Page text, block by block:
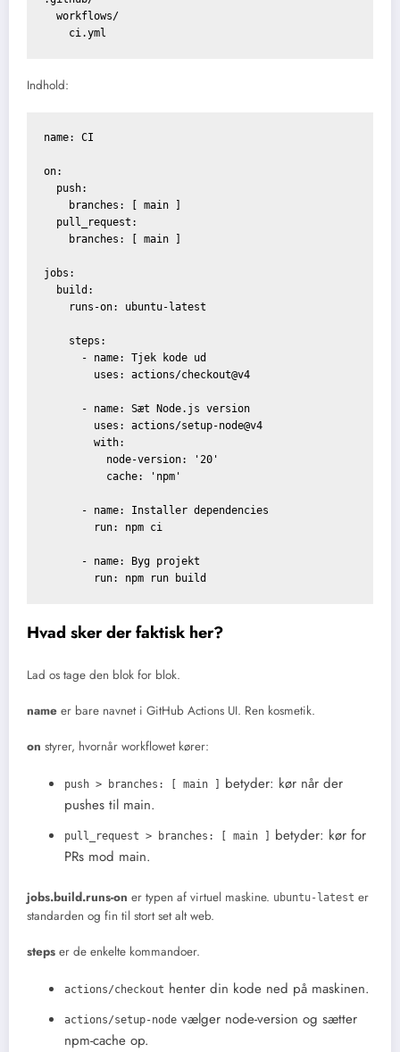
  workflows/
Indhold:
name: CI
on:
  push:
    branches: [ main ]
  pull_request:
    branches: [ main ]
jobs:
  build:
    runs-on: ubuntu-latest
    steps:
      - name: Tjek kode ud
        uses: actions/checkout@v4
      - name: Sæt Node.js version
        uses: actions/setup-node@v4
        with:
          node-version: '20'
          cache: 'npm'
      - name: Installer dependencies
        run: npm ci
      - name: Byg projekt
Hvad sker der faktisk her?
Lad os tage den blok for blok.
name er bare navnet i GitHub Actions UI. Ren kosmetik.
on styrer, hvornår workflowet kører:
push > branches: [ main ]
betyder: kør når der
pushes til main.
pull_request > branches: [ main ]
betyder: kør for
PRs mod main.
jobs.build.runs-on er typen af virtuel maskine. ubuntu-latest er
standarden og fin til stort set alt web.
steps er de enkelte kommandoer.
actions/checkout henter din kode ned på maskinen.
actions/setup-node vælger node-version og sætter
npm-cache op.